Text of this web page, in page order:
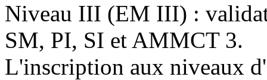
Niveau III (EM III) :
SM, PI, SI et AMMCT 3.
L'inscription aux niveaux